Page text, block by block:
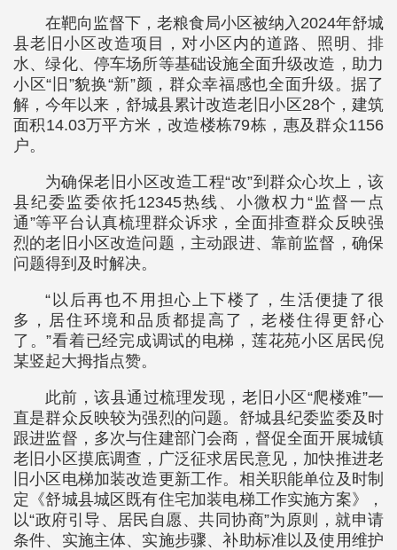
在靶向监督下，老粮食局小区被纳入2024年舒城
县老旧小区改造项目，对小区内的道路、照明、排
水、绿化、停车场所等基础设施全面升级改造，助力
小区“旧”貌换“新”颜，群众幸福感也全面升级。据了
解，今年以来，舒城县累计改造老旧小区28个，建筑
面积14.03万平方米，改造楼栋79栋，惠及群众1156
户。
为确保老旧小区改造工程“改”到群众心坎上，该
县纪委监委依托12345热线、小微权力“监督一点
通”等平台认真梳理群众诉求，全面排查群众反映强
烈的老旧小区改造问题，主动跟进、靠前监督，确保
问题得到及时解决。
“以后再也不用担心上下楼了，生活便捷了很
多，居住环境和品质都提高了，老楼住得更舒心
了。”看着已经完成调试的电梯，莲花苑小区居民倪
某竖起大拇指点赞。
此前，该县通过梳理发现，老旧小区“爬楼难”一
直是群众反映较为强烈的问题。舒城县纪委监委及时
跟进监督，多次与住建部门会商，督促全面开展城镇
老旧小区摸底调查，广泛征求居民意见，加快推进老
旧小区电梯加装改造更新工作。相关职能单位及时制
定《舒城县城区既有住宅加装电梯工作实施方案》，
以“政府引导、居民自愿、共同协商”为原则，就申请
条件、实施主体、实施步骤、补助标准以及使用维护